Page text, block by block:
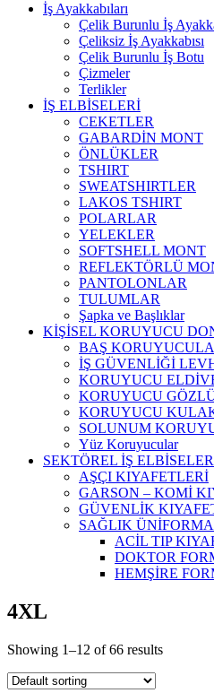
İş Ayakkabıları
Çelik Burunlu İş
Çeliksiz İş Ayakkabısı
Çelik Burunlu İş Botu
Çizmeler
Terlikler
İŞ ELBİSELERİ
CEKETLER
GABARDİN MONT
ÖNLÜKLER
TSHIRT
SWEATSHIRTLER
LAKOS TSHIRT
POLARLAR
YELEKLER
SOFTSHELL MONT
REFLEKTÖRLÜ
PANTOLONLAR
TULUMLAR
Şapka ve Başlıklar
KİŞİSEL KORUYUCU
BAŞ
İŞ GÜVENLİĞİ
KORUYUCU
KORUYUCU
KORUYUCU
SOLUNUM
Yüz Koruyucular
SEKTÖREL İŞ
AŞÇI KIYAFETLERİ
GARSON – KOMİ
GÜVENLİK
SAĞLIK
ACİL TIP
DOKTOR
HEMŞİRE
4XL
Showing 1–12 of 66 results